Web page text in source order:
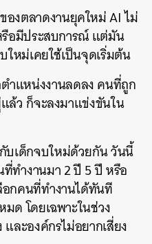
งตลาดงานยุคใหม่ AI ไม่
รือมีประสบการณ์ แต่มัน
ใหม่เคยใช้เป็นจุดเริ่มต้น
แหน่งงานลดลง คนที่ถูก
ล้ว ก็จะลงมาแข่งขันใน
บเด็กจบใหม่ด้วยกัน วันนี้
ทำงานมา 2 ปี 5 ปี หรือ
กคนที่ทำงานได้ทันที
ด โดยเฉพาะในช่วง
ละองค์กรไม่อยากเสี่ยง